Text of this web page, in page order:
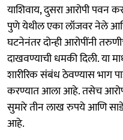
याशिवाय, दुसरा आरोपी पवन
पुणे येथील एका लॉजवर नेले
घटनेनंतर दोन्ही आरोपींनी
दाखवण्याची धमकी दिली. या
शारीरिक संबंध ठेवण्यास भाग
करण्यात आला आहे. तसेच
सुमारे तीन लाख रुपये आणि
आहे.